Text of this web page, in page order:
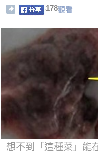
的是嚇到了！一定要
178觀看
想不到「這種菜」能